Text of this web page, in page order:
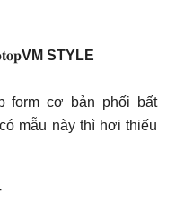
VM STYLE
form cơ bản phối bất
mẫu này thì hơi thiếu